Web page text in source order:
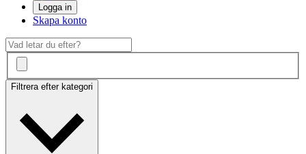
Logga in
Skapa konto
Filtrera efter kategori